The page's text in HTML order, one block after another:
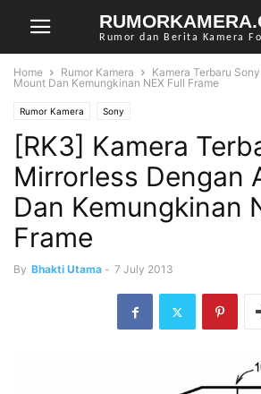
Rumor dan Berita Kamera
Home Rumor Kamera
Kamera Terbaru
Mount Dan Kemungkinan NEX Full Frame
Rumor Kamera Sony
[RK3] Kamera
Mirrorless Dengan
Dan Kemungkinan
Frame
By Bhakti Utama - 7 July 2013